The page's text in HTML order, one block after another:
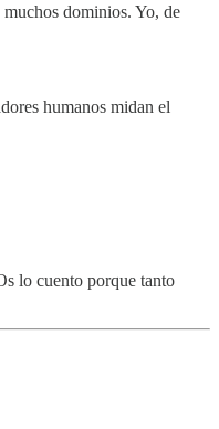
dominios. Yo, de
humanos midan el
lo cuento porque tanto